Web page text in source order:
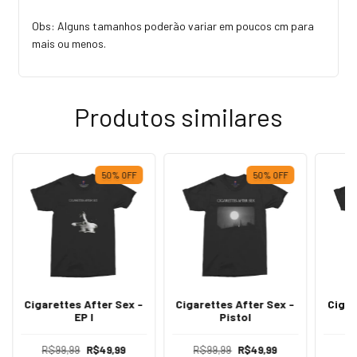
Obs: Alguns tamanhos poderão variar em poucos cm para
mais ou menos.
Produtos similares
50% OFF
Cigarettes After Sex -
EP I
R$99,99 R$49,99
50% OFF
Cigarettes After Sex -
Pistol
R$99,99 R$49,99